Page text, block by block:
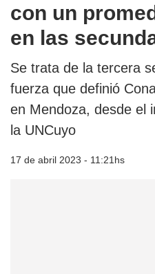
con un
en las
Se trata de la tercera
fuerza que definió
en Mendoza, desde el
la UNCuyo
17 de abril 2023 - 11:21hs